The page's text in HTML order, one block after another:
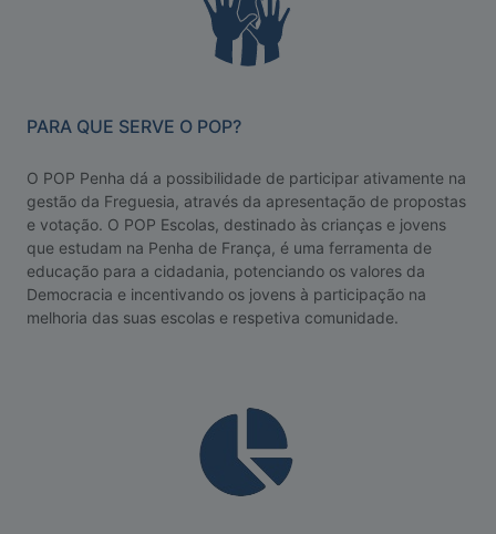
PARA QUE SERVE O POP?
O POP Penha dá a possibilidade de participar ativamente na
gestão da Freguesia, através da apresentação de propostas
e votação. O POP Escolas, destinado às crianças e jovens
que estudam na Penha de França, é uma ferramenta de
educação para a cidadania, potenciando os valores da
Democracia e incentivando os jovens à participação na
melhoria das suas escolas e respetiva comunidade.